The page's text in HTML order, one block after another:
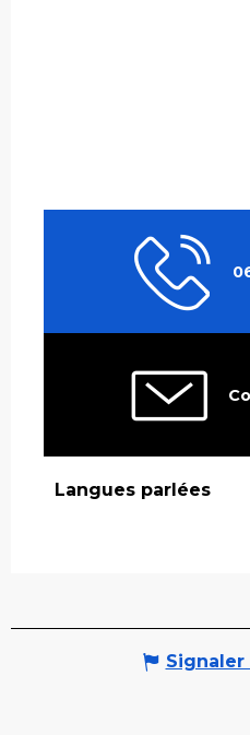
Langues parlées
Langues parlées